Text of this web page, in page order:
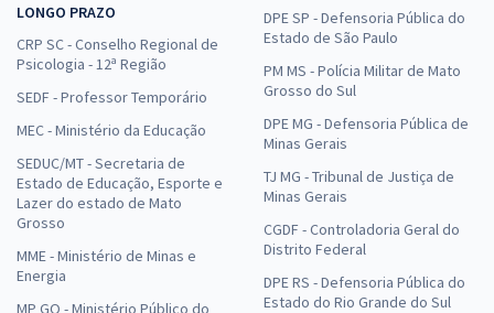
LONGO PRAZO
CRP SC - Conselho Regional de
Psicologia - 12ª Região
SEDF - Professor Temporário
MEC - Ministério da Educação
SEDUC/MT - Secretaria de
Estado de Educação, Esporte e
Lazer do estado de Mato
Grosso
MME - Ministério de Minas e
Energia
MP GO - Ministério Público do
DPE SP - Defensoria Pública do
Estado de São Paulo
PM MS - Polícia Militar de Mato
Grosso do Sul
DPE MG - Defensoria Pública de
Minas Gerais
TJ MG - Tribunal de Justiça de
Minas Gerais
CGDF - Controladoria Geral do
Distrito Federal
DPE RS - Defensoria Pública do
Estado do Rio Grande do Sul